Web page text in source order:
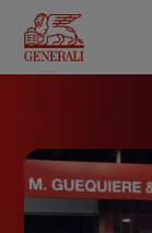
contenu
principal